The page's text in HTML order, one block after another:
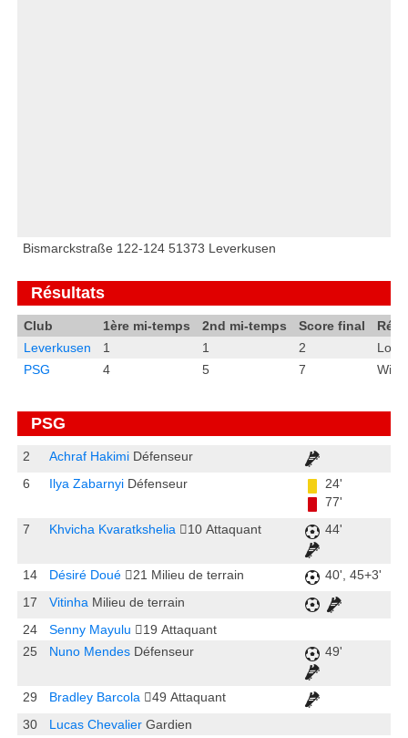
Bismarckstraße 122-124 51373 Leverkusen
Résultats
Club 1ère mi-temps 2nd mi-temps Score final
Leverkusen
1 1 2
Loss
PSG
4 5 7 Win
PSG
2 Achraf Hakimi Défenseur
6
Ilya Zabarnyi Défenseur
24'
77'
7
Khvicha Kvaratkshelia 10 Attaquant 44'
14 Désiré Doué 21 Milieu de terrain
40', 45+3'
17
Vitinha Milieu de terrain
24
Senny Mayulu 19 Attaquant
25
Nuno Mendes Défenseur 49'
29 Bradley Barcola 49 Attaquant
30
Lucas Chevalier Gardien